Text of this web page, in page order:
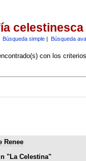
celestinesca
Búsqueda simple| Búsqueda
con los
Renee
"La Celestina"